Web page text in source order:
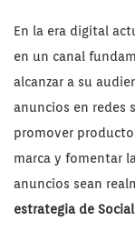
En la era digital
en un canal
alcanzar a su
anuncios en redes
promover
marca y fomentar
anuncios sean
estrategia de